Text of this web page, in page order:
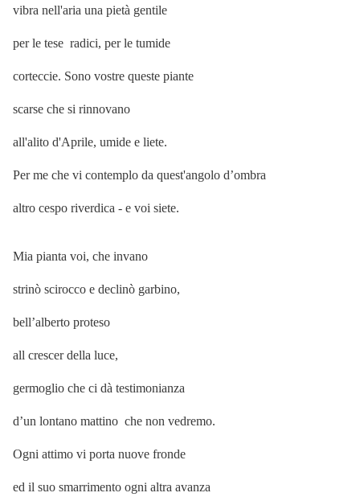
vibra nell'aria una pietà gentile
per le tese radici, per le tumide
corteccie. Sono vostre queste piante
scarse che si rinnovano
all'alito d'Aprile, umide e liete.
Per me che vi contemplo da quest'angolo d’ombra
altro cespo riverdica - e voi siete.
Mia pianta voi, che invano
strinò scirocco e declinò garbino,
bell’alberto proteso
all crescer della luce,
germoglio che ci dà testimonianza
d’un lontano mattino che non vedremo.
Ogni attimo vi porta nuove fronde
ed il suo smarrimento ogni altra avanza